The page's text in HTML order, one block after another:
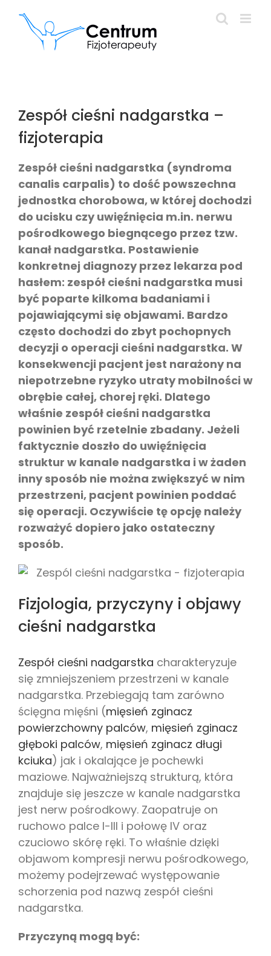
zawartości
Zespół cieśni nadgarstka –
fizjoterapia
Zespół cieśni nadgarstka (syndroma
canalis carpalis) to dość powszechna
jednostka chorobowa, w której dochodzi
do ucisku czy uwięźnięcia m.in. nerwu
pośrodkowego biegnącego przez tzw.
kanał nadgarstka. Postawienie
konkretnej diagnozy przez lekarza pod
hasłem: zespół cieśni nadgarstka musi
być poparte kilkoma badaniami i
pojawiającymi się objawami. Bardzo
często dochodzi do zbyt pochopnych
decyzji o operacji cieśni nadgarstka. W
konsekwencji pacjent jest narażony na
niepotrzebne ryzyko utraty mobilności w
obrębie całej, chorej ręki. Dlatego
właśnie zespół cieśni nadgarstka
powinien być rzetelnie zbadany. Jeżeli
faktycznie doszło do uwięźnięcia
struktur w kanale nadgarstka i w żaden
inny sposób nie można zwiększyć w nim
przestrzeni, pacjent powinien poddać
się operacji. Oczywiście tę opcję należy
rozważyć dopiero jako ostateczny
sposób.
Fizjologia, przyczyny i objawy
cieśni nadgarstka
Zespół cieśni nadgarstka charakteryzuje
się zmniejszeniem przestrzeni w kanale
nadgarstka. Przebiegają tam zarówno
ścięgna mięśni (mięsień zginacz
powierzchowny palców, mięsień zginacz
głęboki palców, mięsień zginacz długi
kciuka) jak i okalające je pochewki
maziowe. Najważniejszą strukturą, która
znajduje się jeszcze w kanale nadgarstka
jest nerw pośrodkowy. Zaopatruje on
ruchowo palce I-III i połowę IV oraz
czuciowo skórę ręki. To właśnie dzięki
objawom kompresji nerwu pośrodkowego,
możemy podejrzewać występowanie
schorzenia pod nazwą zespół cieśni
nadgarstka.
Przyczyną mogą być: